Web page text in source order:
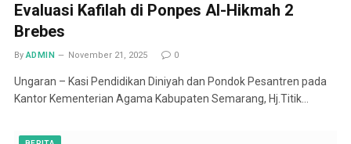
Evaluasi Kafilah di Ponpes Al-Hikmah 2
Brebes
By ADMIN November 21, 2025 0
Ungaran – Kasi Pendidikan Diniyah dan Pondok Pesantren pada
Kantor Kementerian Agama Kabupaten Semarang, Hj.Titik…